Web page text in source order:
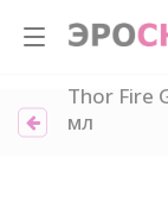
Thor Fire
мл